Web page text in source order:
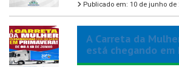
Publicado em: 10 de junho de
A Carreta da
está chegando em